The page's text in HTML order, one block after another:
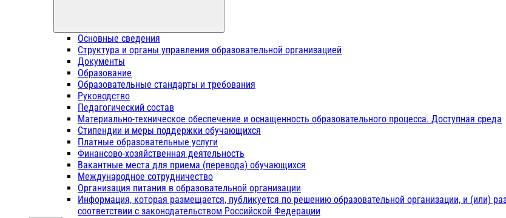
Основные сведения
Структура и органы управления образовательной организацией
Документы
Образование
Образовательные стандарты и требования
Руководство
Педагогический состав
Материально-техническое обеспечение и оснащенность образовательного процесса. Доступная среда
Стипендии и меры поддержки обучающихся
Платные образовательные услуги
Финансово-хозяйственная деятельность
Вакантные места для приема (перевода) обучающихся
Международное сотрудничество
Организация питания в образовательной организации
Информация, которая размещается, публикуется по решению образовательной организации, и (или)
соответствии с законодательством Российской Федерации